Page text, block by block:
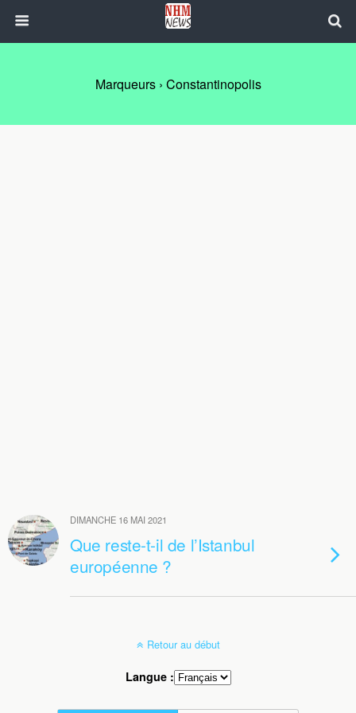
Marqueurs › Constantinopolis
DIMANCHE 16 MAI 2021
Que reste-t-il de l’Istanbul
européenne ?
Retour au début
Langue :